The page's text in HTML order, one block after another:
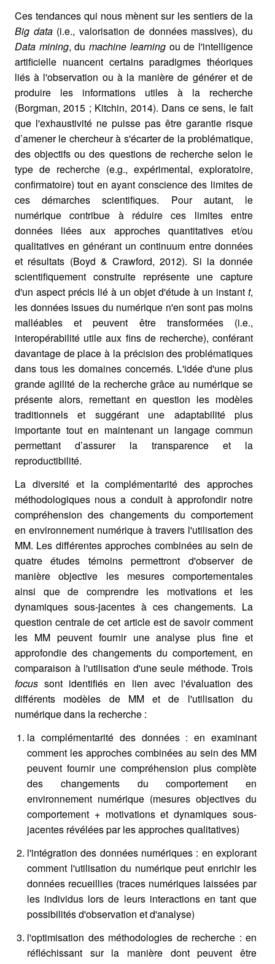
Ces tendances qui nous mènent sur les sentiers de la
Big data(i.e., valorisation de données massives), du
Data mining, dumachine learningou de l'intelligence
artificielle nuancent certains paradigmes théoriques
liés à l'observation ou à la manière de générer et de
produire les informations utiles à la recherche
(Borgman, 2015 ; Kitchin, 2014). Dans ce sens, le fait
que l'exhaustivité ne puisse pas être garantie risque
d’amener le chercheur à s'écarter de la problématique,
des objectifs ou des questions de recherche selon le
type de recherche (e.g., expérimental, exploratoire,
confirmatoire) tout en ayant conscience des limites de
ces démarches scientifiques. Pour autant, le
numérique contribue à réduire ces limites entre
données liées aux approches quantitatives et/ou
qualitatives en générant un continuum entre données
et résultats (Boyd & Crawford, 2012). Si la donnée
scientifiquement construite représente une capture
d'un aspect précis lié à un objet d'étude à un instant t,
les données issues du numérique n'en sont pas moins
malléables et peuvent être transformées (i.e.,
interopérabilité utile aux fins de recherche), conférant
davantage de place à la précision des problématiques
dans tous les domaines concernés. L'idée d'une plus
grande agilité de la recherche grâce au numérique se
présente alors, remettant en question les modèles
traditionnels et suggérant une adaptabilité plus
importante tout en maintenant un langage commun
permettant d’assurer la transparence et la
reproductibilité.
La diversité et la complémentarité des approches
méthodologiques nous a conduit à approfondir notre
compréhension des changements du comportement
en environnement numérique à travers l'utilisation des
MM. Les différentes approches combinées au sein de
quatre études témoins permettront d'observer de
manière objective les mesures comportementales
ainsi que de comprendre les motivations et les
dynamiques sous-jacentes à ces changements. La
question centrale de cet article est de savoir comment
les MM peuvent fournir une analyse plus fine et
approfondie des changements du comportement, en
comparaison à l'utilisation d'une seule méthode. Trois
focus sont identifiés en lien avec l'évaluation des
différents modèles de MM et de l'utilisation du
numérique dans la recherche :
la complémentarité des données : en examinant
comment les approches combinées au sein des MM
peuvent fournir une compréhension plus complète
des changements du comportement en
environnement numérique (mesures objectives du
comportement + motivations et dynamiques sous-
jacentes révélées par les approches qualitatives)
l'intégration des données numériques : en explorant
comment l'utilisation du numérique peut enrichir les
données recueillies (traces numériques laissées par
les individus lors de leurs interactions en tant que
possibilités d'observation et d'analyse)
l'optimisation des méthodologies de recherche : en
réfléchissant sur la manière dont peuvent être